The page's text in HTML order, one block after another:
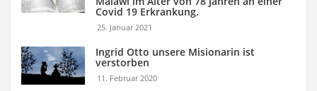
Covid 19 Erkrankung.
25. Januar 2021
Ingrid Otto unsere Misionarin ist
verstorben
11. Februar 2020